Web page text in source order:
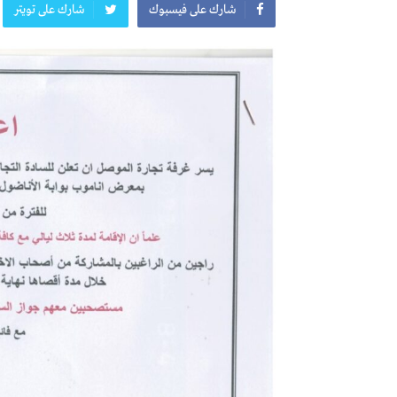
معرض
معرض
اعلان
افتتاح مؤسسة الروشن للصحة
شارك على فيسبوك شارك على تويتر